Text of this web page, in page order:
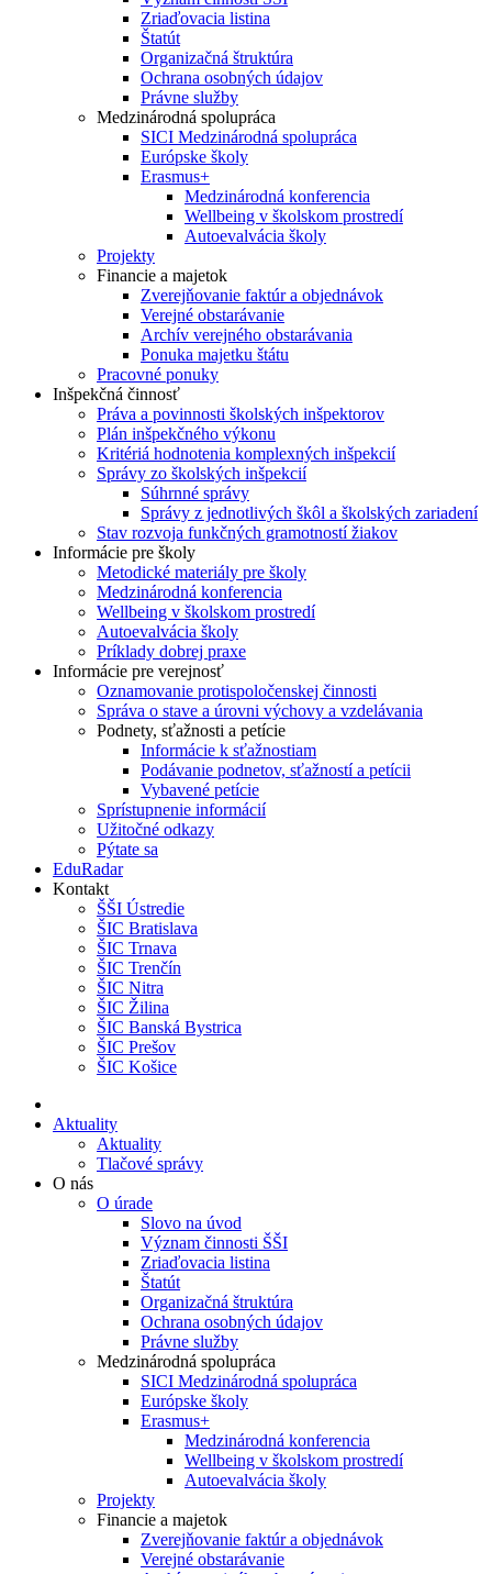
Zriaďovacia listina
Štatút
Organizačná štruktúra
Ochrana osobných údajov
Právne služby
Medzinárodná spolupráca
SICI Medzinárodná spolupráca
Európske školy
Erasmus+
Medzinárodná konferencia
Wellbeing v školskom prostredí
Autoevalvácia školy
Projekty
Financie a majetok
Zverejňovanie faktúr a objednávok
Verejné obstarávanie
Archív verejného obstarávania
Ponuka majetku štátu
Pracovné ponuky
Inšpekčná činnosť
Práva a povinnosti školských inšpektorov
Plán inšpekčného výkonu
Kritériá hodnotenia komplexných inšpekcií
Správy zo školských inšpekcií
Súhrnné správy
Správy z jednotlivých škôl a školských zariadení
Stav rozvoja funkčných gramotností žiakov
Informácie pre školy
Metodické materiály pre školy
Medzinárodná konferencia
Wellbeing v školskom prostredí
Autoevalvácia školy
Príklady dobrej praxe
Informácie pre verejnosť
Oznamovanie protispoločenskej činnosti
Správa o stave a úrovni výchovy a vzdelávania
Podnety, sťažnosti a petície
Informácie k sťažnostiam
Podávanie podnetov, sťažností a petícii
Vybavené petície
Sprístupnenie informácií
Užitočné odkazy
Pýtate sa
EduRadar
Kontakt
ŠŠI Ústredie
ŠIC Bratislava
ŠIC Trnava
ŠIC Trenčín
ŠIC Nitra
ŠIC Žilina
ŠIC Banská Bystrica
ŠIC Prešov
ŠIC Košice
Aktuality
Aktuality
Tlačové správy
O nás
O úrade
Slovo na úvod
Význam činnosti ŠŠI
Zriaďovacia listina
Štatút
Organizačná štruktúra
Ochrana osobných údajov
Právne služby
Medzinárodná spolupráca
SICI Medzinárodná spolupráca
Európske školy
Erasmus+
Medzinárodná konferencia
Wellbeing v školskom prostredí
Autoevalvácia školy
Projekty
Financie a majetok
Zverejňovanie faktúr a objednávok
Verejné obstarávanie